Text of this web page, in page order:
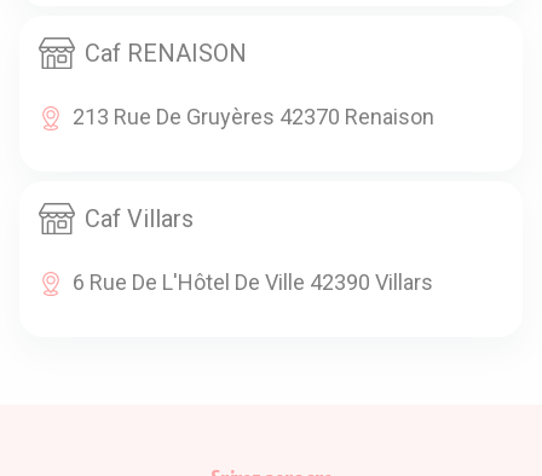
Caf RENAISON
213 Rue De Gruyères 42370 Renaison
Caf Villars
6 Rue De L'Hôtel De Ville 42390 Villars